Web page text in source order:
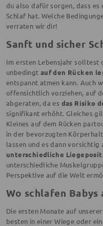
du also dafür sorgen, dass es
Schlaf hat. Welche
verraten wir dir!
Sanft und sicher
Im ersten Lebensjahr solltest
unbedingt auf den Rücken
entspannt atmen kann. Auch
offensichtlich vorziehen, auf
abgeraten, da es das Risiko
signifikant erhöht. Gleiches
Kleines auf dem Rücken
in der bevorzugten
lassen und es dann vorsichtig
unterschiedliche
unterschiedliche
Perspektive auf die Welt
Wo schlafen Babys
Die ersten Monate auf
besten in einer Wiege oder